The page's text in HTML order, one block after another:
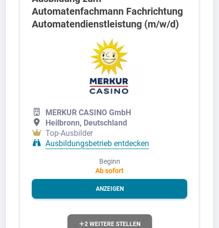
Automatenfachmann Fachrichtung
Automatendienstleistung (m/w/d)
MERKUR CASINO GmbH
Heilbronn, Deutschland
Top-Ausbilder
Ausbildungsbetrieb entdecken
Beginn
Ab sofort
ANZEIGEN
2 WEITERE STELLEN